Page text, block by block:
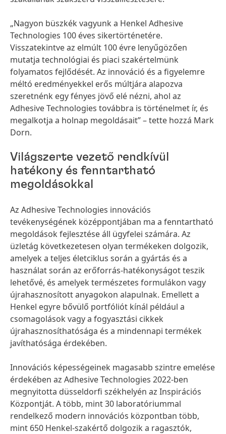
„Nagyon büszkék vagyunk a Henkel Adhesive
Technologies 100 éves sikertörténetére.
Visszatekintve az elmúlt 100 évre lenyűgözően
mutatja technológiai és piaci szakértelmünk
folyamatos fejlődését. Az innováció és a figyelemre
méltó eredményekkel erős múltjára alapozva
szeretnénk egy fényes jövő elé nézni, ahol az
Adhesive Technologies továbbra is történelmet ír, és
megalkotja a holnap megoldásait” – tette hozzá Mark
Dorn.
Világszerte vezető rendkívül
hatékony és fenntartható
megoldásokkal
Az Adhesive Technologies innovációs
tevékenységének középpontjában ma a fenntartható
megoldások fejlesztése áll ügyfelei számára. Az
üzletág következetesen olyan termékeken dolgozik,
amelyek a teljes életciklus során a gyártás és a
használat során az erőforrás-hatékonyságot teszik
lehetővé, és amelyek természetes formulákon vagy
újrahasznosított anyagokon alapulnak. Emellett a
Henkel egyre bővülő portfóliót kínál például a
csomagolások vagy a fogyasztási cikkek
újrahasznosíthatósága és a mindennapi termékek
javíthatósága érdekében.
Innovációs képességeinek magasabb szintre emelése
érdekében az Adhesive Technologies 2022-ben
megnyitotta düsseldorfi székhelyén az Inspirációs
Központját. A több, mint 30 laboratóriummal
rendelkező modern innovációs központban több,
mint 650 Henkel-szakértő dolgozik a ragasztók,